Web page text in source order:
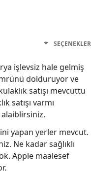
SEÇENEKLER
işlevsiz hale gelmiş
dolduruyor ve
satışı mevcuttu
satışı varmı
yapan yerler mevcut.
Ne kadar sağlıklı
Apple maalesef